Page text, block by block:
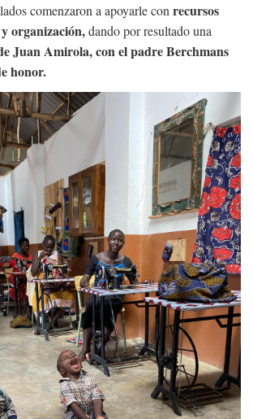
comenzaron a apoyarle conrecursos
organización,dando por resultado una
Juan Amirola, con el padre Berchmans
honor.